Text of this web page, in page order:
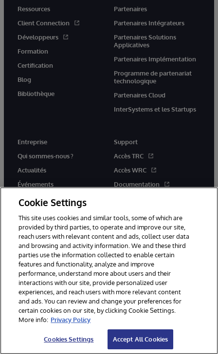
Ressources
Client Connection
Développeurs
Formation
Certification
Blog
Bibliothèque
Partenaires
Partenaires Intégrateurs
Partenaires Solutions
Applicatives
Partenaires Implémentation
Programme de partenariat
technologique
Partenaires Cloud
InterSystems et les Startups
Entreprise
Qui sommes-nous ?
Actualités
Événements
Rejoignez-nous
Support
Accès TRC
Accès WRC
Documentation
© 1996-2026 InterSystems Corporation, Boston, MA. Tous droits
réservés.
Mentions légales
Déclaration de confidentialité d'InterSystems Corporation
Garantie
Accessibilité
Cookie Settings
This site uses cookies and similar tools, some of which are
provided by third parties, to operate and improve our site,
reach users with relevant content and ads, collect user data
and browsing and activity information. We and these third
parties use the information collected to enable certain
features and functionality, analyze and improve
performance, understand more about users and their
interactions with our site, provide personalized user
experiences, and reach users with more relevant content
and ads. You can review and change your preferences for
certain cookies on our site, by clicking Cookie Settings.
More info: Privacy Policy
Cookies Settings Accept All Cookies